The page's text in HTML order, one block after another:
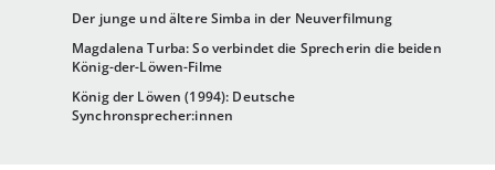
Der junge und ältere Simba in der Neuverfilmung
Magdalena Turba: So verbindet die Sprecherin die beiden
König-der-Löwen-Filme
König der Löwen (1994): Deutsche
Synchronsprecher:innen